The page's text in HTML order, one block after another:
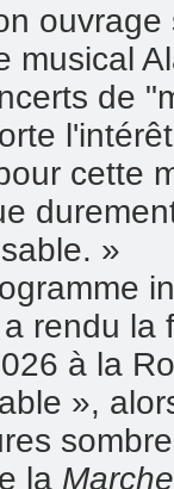
musical
de
cette
»
rendu la
à la
»,
la